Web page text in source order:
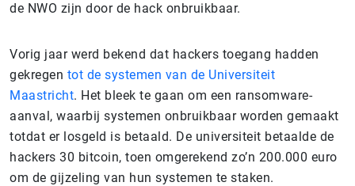
de NWO zijn door de hack onbruikbaar.
Vorig jaar werd bekend dat hackers toegang hadden
gekregen tot de systemen van de Universiteit
Maastricht. Het bleek te gaan om een ransomware-
aanval, waarbij systemen onbruikbaar worden gemaakt
totdat er losgeld is betaald. De universiteit betaalde de
hackers 30 bitcoin, toen omgerekend zo’n 200.000 euro
om de gijzeling van hun systemen te staken.